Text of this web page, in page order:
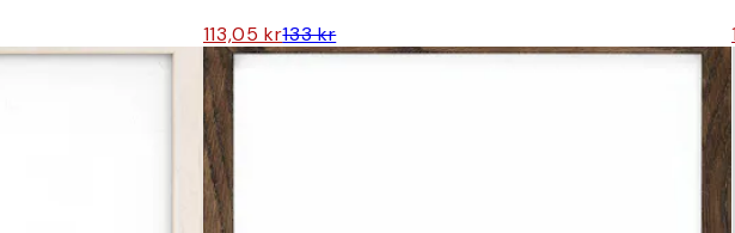
113,05 kr133 kr